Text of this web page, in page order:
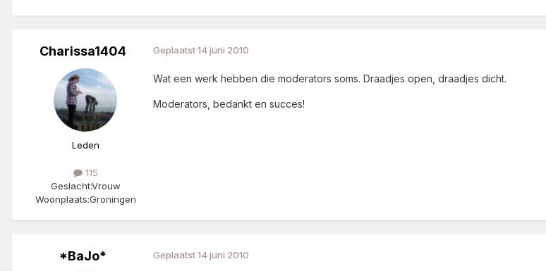
Charissa1404
Leden
115
Geslacht:Vrouw
Woonplaats:Groningen
Geplaatst14 juni 2010
Wat een werk hebben die moderators soms. Draadjes open, draadjes dicht.
Moderators, bedankt en succes!
*BaJo* Geplaatst14 juni 2010